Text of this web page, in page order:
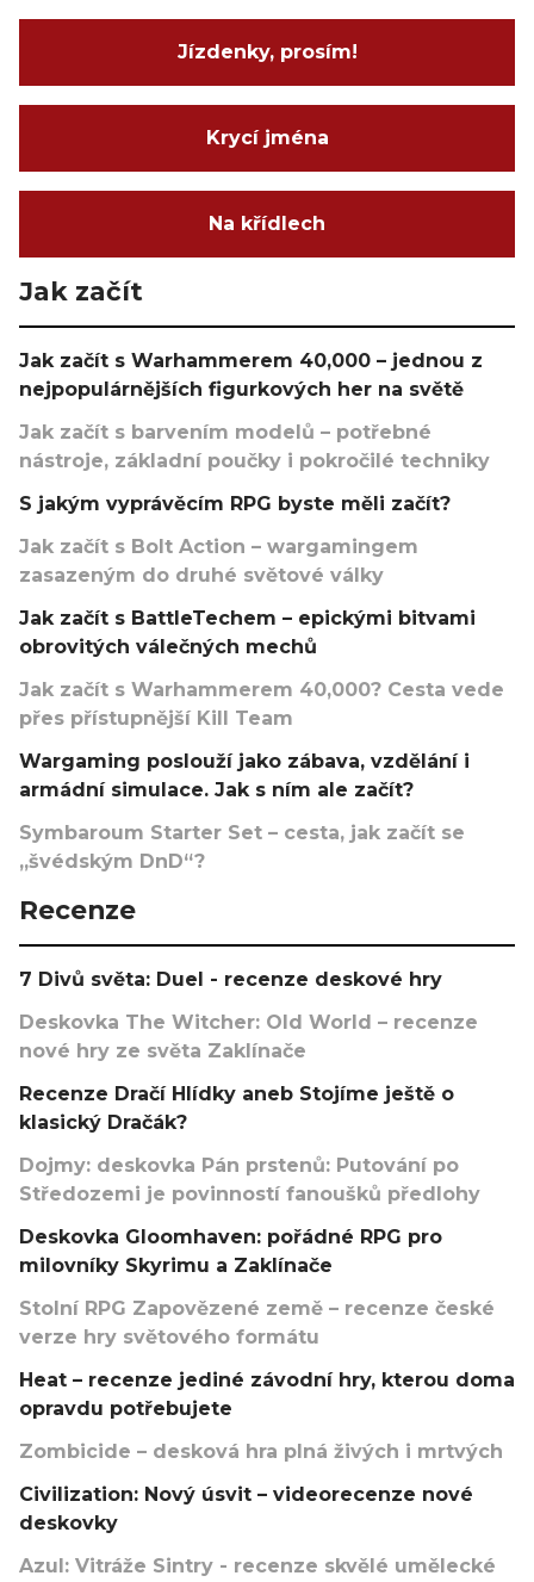
Jízdenky, prosím!
Krycí jména
Na křídlech
Jak začít
Jak začít s Warhammerem 40,000 – jednou z
nejpopulárnějších figurkových her na světě
Jak začít s barvením modelů – potřebné
nástroje, základní poučky i pokročilé techniky
S jakým vyprávěcím RPG byste měli začít?
Jak začít s Bolt Action – wargamingem
zasazeným do druhé světové války
Jak začít s BattleTechem – epickými bitvami
obrovitých válečných mechů
Jak začít s Warhammerem 40,000? Cesta vede
přes přístupnější Kill Team
Wargaming poslouží jako zábava, vzdělání i
armádní simulace. Jak s ním ale začít?
Symbaroum Starter Set – cesta, jak začít se
„švédským DnD“?
Recenze
7 Divů světa: Duel - recenze deskové hry
Deskovka The Witcher: Old World – recenze
nové hry ze světa Zaklínače
Recenze Dračí Hlídky aneb Stojíme ještě o
klasický Dračák?
Dojmy: deskovka Pán prstenů: Putování po
Středozemi je povinností fanoušků předlohy
Deskovka Gloomhaven: pořádné RPG pro
milovníky Skyrimu a Zaklínače
Stolní RPG Zapovězené země – recenze české
verze hry světového formátu
Heat – recenze jediné závodní hry, kterou doma
opravdu potřebujete
Zombicide – desková hra plná živých i mrtvých
Civilization: Nový úsvit – videorecenze nové
deskovky
Azul: Vitráže Sintry - recenze skvělé umělecké